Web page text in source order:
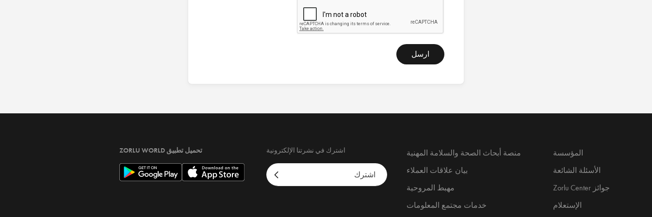
ارسل
المؤسسة
الأسئلة الشائعة
جوائز Zorlu Center
الإستعلام
منصة أبحاث الصحة والسلامة المهنية
بيان علاقات العملاء
مهبط المروحية
خدمات مجتمع المعلومات
اشترك في نشرتنا الإلكترونية تحميل تطبيق ZORLU WORLD